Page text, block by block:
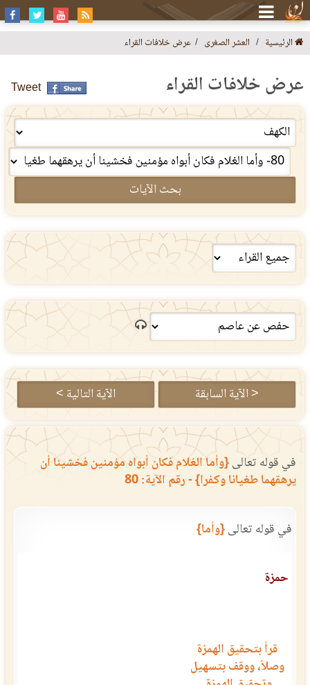
الرئيسية العشر الصغرى عرض خلافات القراء
عرض خلافات القراء Tweet
بحث الآيات
< الآية السابقة الآية التالية >
في قوله تعالى{وأما الغلام فكان أبواه مؤمنين فخشينا أن
يرهقهما طغيانا وكفرا} - رقم الآية: 80
في قوله تعالى{وأما}
حمزة
قرأ بتحقيق الهمزة
وصلاً، ووقف بتسهيل